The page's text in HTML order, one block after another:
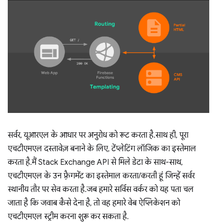
सर्वर, यूआरएल के आधार पर अनुरोध को रूट करता है. साथ ही, पूरा
एचटीएमएल दस्तावेज़ बनाने के लिए, टेंप्लेटिंग लॉजिक का इस्तेमाल
करता है. मैं Stack Exchange API से मिले डेटा के साथ-साथ,
एचटीएमएल के उन फ़्रैगमेंट का इस्तेमाल करता/करती हूं जिन्हें सर्वर
स्थानीय तौर पर सेव करता है. जब हमारे सर्विस वर्कर को यह पता चल
जाता है कि जवाब कैसे देना है, तो वह हमारे वेब ऐप्लिकेशन को
एचटीएमएल स्ट्रीम करना शुरू कर सकता है.